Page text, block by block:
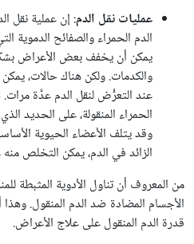
عمليات نقل الدم: إن عملية نقل
الدم الحمراء والصفائح الدموية
يمكن أن يخفف بعض الأعراض
والكدمات. ولكن هناك حالات،
عند التعرُّض لنقل الدم عدَّة
الحمراء المنقولة، على الحديد
وقد يتلف الأعضاء الحيوية
الزائد في الدم، يمكن التخلص
من المعروف أن تناول الأدوية المثبطة
الأجسام المضادة ضد الدم المنقول.
قدرة الدم المنقول على علاج الأعراض.